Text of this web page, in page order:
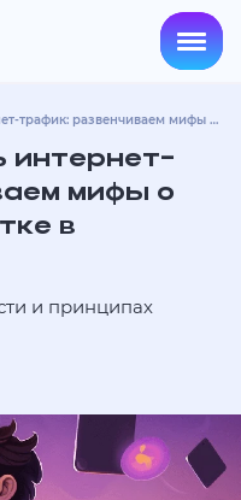
трафик: развенчиваем мифы о
интернет-
мифы о
в
и принципах